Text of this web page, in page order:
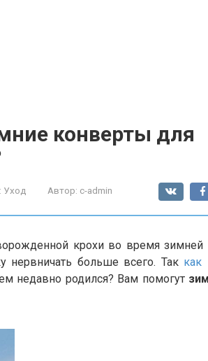
конверты для
Уход Автор: c-admin
крохи во время зимней
нервничать больше всего. Так как
недавно родился? Вам помогут